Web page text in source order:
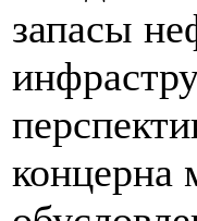
запасы
концерна